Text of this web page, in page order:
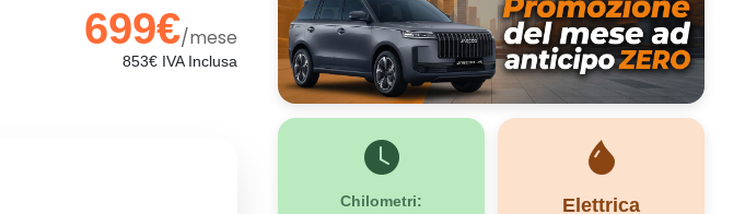
699€/mese
853€ IVA Inclusa
Chilometri: Elettrica